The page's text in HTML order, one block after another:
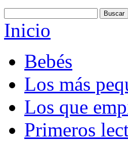
Inicio
Bebés
Los más
Los que
Primeros